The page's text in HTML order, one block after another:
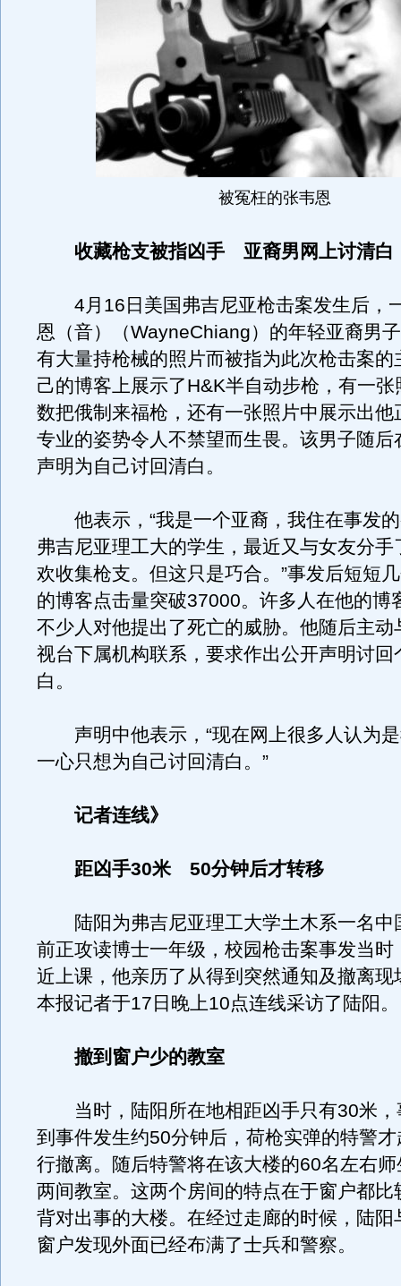
被冤枉的张韦恩
收藏枪支被指凶手 亚裔男网上讨清白
4月16日美国弗吉尼亚枪击案发生后，
恩（音）（WayneChiang）的年轻亚裔男
有大量持枪械的照片而被指为此次枪击案的
己的博客上展示了H&K半自动步枪，有一
数把俄制来福枪，还有一张照片中展示出他
专业的姿势令人不禁望而生畏。该男子随后
声明为自己讨回清白。
他表示，“我是一个亚裔，我住在事发的
弗吉尼亚理工大的学生，最近又与女友分手
欢收集枪支。但这只是巧合。”事发后短短
的博客点击量突破37000。许多人在他的博
不少人对他提出了死亡的威胁。他随后主动
视台下属机构联系，要求作出公开声明讨回
白。
声明中他表示，“现在网上很多人认为是
一心只想为自己讨回清白。”
记者连线》
距凶手30米 50分钟后才转移
陆阳为弗吉尼亚理工大学土木系一名中
前正攻读博士一年级，校园枪击案事发当时
近上课，他亲历了从得到突然通知及撤离现
本报记者于17日晚上10点连线采访了陆阳。
撤到窗户少的教室
当时，陆阳所在地相距凶手只有30米，
到事件发生约50分钟后，荷枪实弹的特警
行撤离。随后特警将在该大楼的60名左右
两间教室。这两个房间的特点在于窗户都比
背对出事的大楼。在经过走廊的时候，陆阳
窗户发现外面已经布满了士兵和警察。